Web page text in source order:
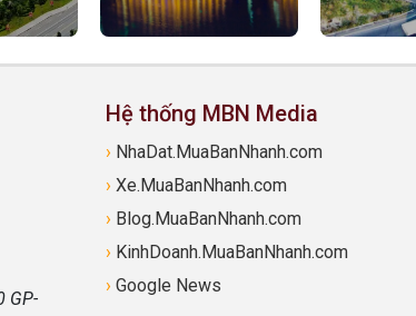
GP-
Hệ thống MBN Media
› NhaDat.MuaBanNhanh.com
› Xe.MuaBanNhanh.com
› Blog.MuaBanNhanh.com
› KinhDoanh.MuaBanNhanh.com
› Google News